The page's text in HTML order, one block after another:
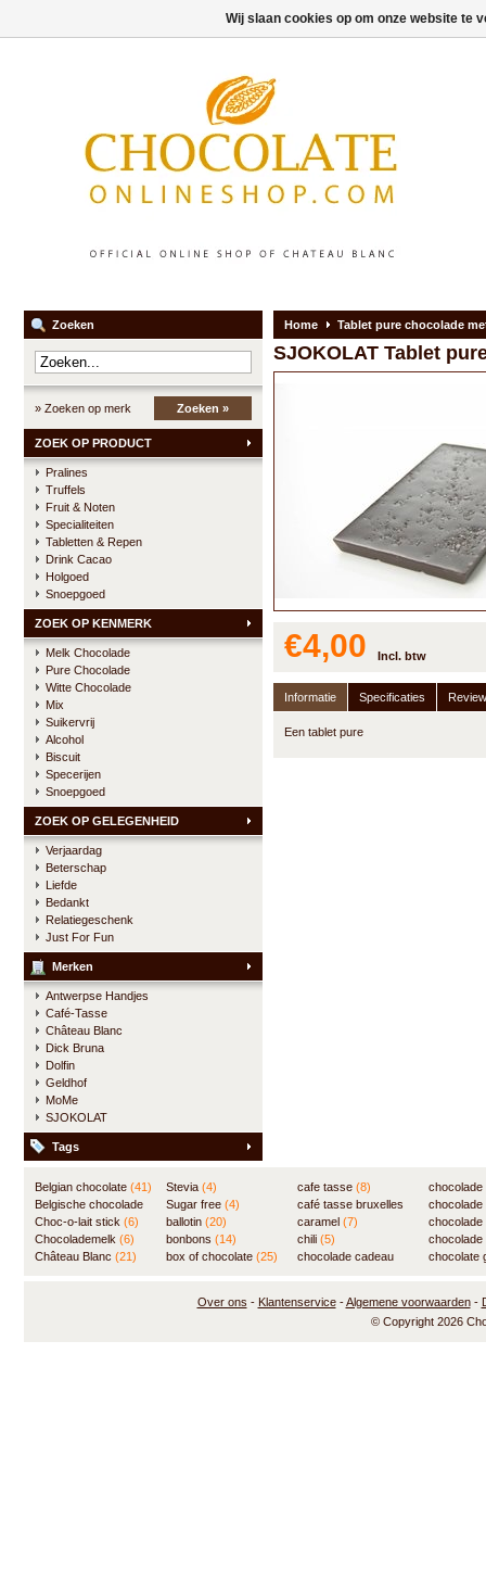
Zoeken
» Zoeken op merk Zoeken »
ZOEK OP PRODUCT
Pralines
Truffels
Fruit & Noten
Specialiteiten
Tabletten & Repen
Drink Cacao
Holgoed
Snoepgoed
ZOEK OP KENMERK
Melk Chocolade
Pure Chocolade
Witte Chocolade
Mix
Suikervrij
Alcohol
Biscuit
Specerijen
Snoepgoed
ZOEK OP GELEGENHEID
Verjaardag
Beterschap
Liefde
Bedankt
Relatiegeschenk
Just For Fun
Merken
Antwerpse Handjes
Café-Tasse
Château Blanc
Dick Bruna
Dolfin
Geldhof
MoMe
SJOKOLAT
Tags
Home Tablet pure chocolade
SJOKOLAT Tablet
€4,00 Incl. btw
Informatie Specificaties
Een tablet pure
Belgian chocolate (41)
Belgische chocolade
(84)
Choc-o-lait stick (6)
Chocolademelk (6)
Château Blanc (21)
Stevia (4)
Sugar free (4)
ballotin (20)
bonbons (14)
box of chocolate (25)
cafe tasse (8)
café tasse bruxelles
(8)
caramel (7)
chili (5)
chocolade cadeau
(7)
chocolate
Over ons - Klantenservice-Algemene voorwaarden-
© Copyright 2026
Wij slaan cookies op om onze website te